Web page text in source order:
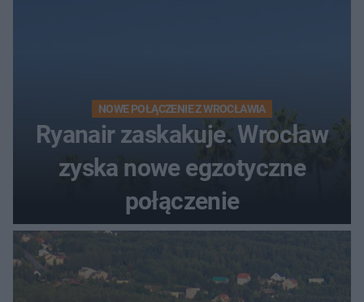
NOWE POŁĄCZENIE Z WROCŁAWIA
Ryanair zaskakuje. Wrocław
zyska nowe egzotyczne
połączenie